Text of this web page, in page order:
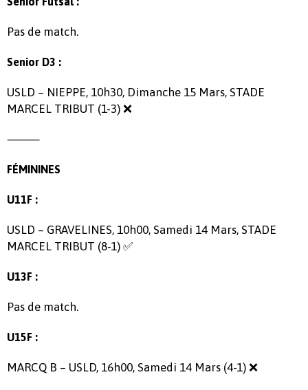
Pas de match.
Senior D3 :
USLD – NIEPPE, 10h30, Dimanche 15 Mars, STADE
MARCEL TRIBUT (1-3) ❌
⸻
FÉMININES
U11F :
USLD – GRAVELINES, 10h00, Samedi 14 Mars, STADE
MARCEL TRIBUT (8-1) ✅
U13F :
Pas de match.
U15F :
MARCQ B – USLD, 16h00, Samedi 14 Mars (4-1) ❌